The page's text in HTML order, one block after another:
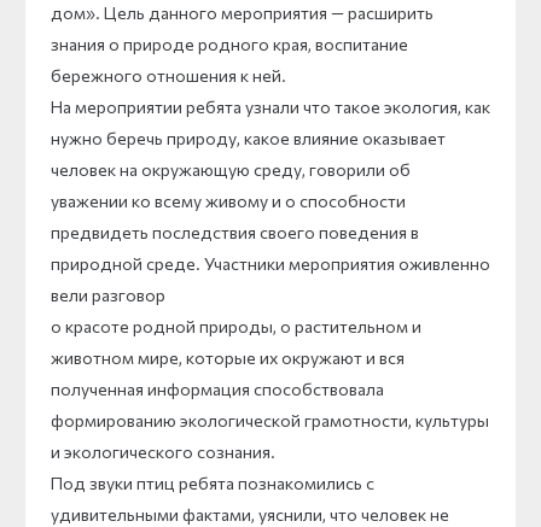
дом». Цель данного мероприятия — расширить
знания о природе родного края, воспитание
бережного отношения к ней.
На мероприятии ребята узнали что такое экология, как
нужно беречь природу, какое влияние оказывает
человек на окружающую среду, говорили об
уважении ко всему живому и о способности
предвидеть последствия своего поведения в
природной среде. Участники мероприятия оживленно
вели разговор
о красоте родной природы, о растительном и
животном мире, которые их окружают и вся
полученная информация способствовала
формированию экологической грамотности, культуры
и экологического сознания.
Под звуки птиц ребята познакомились с
удивительными фактами, уяснили, что человек не